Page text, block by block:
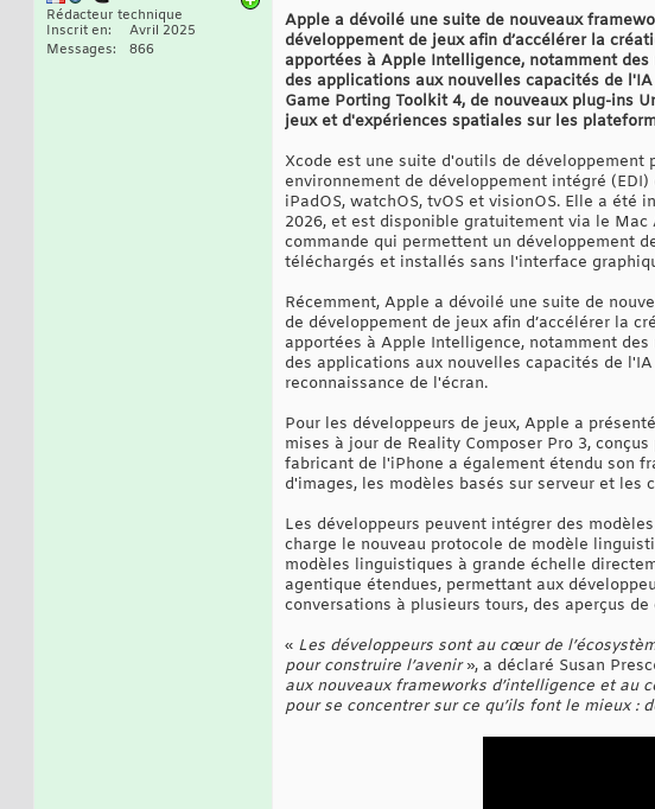
Rédacteur technique
Inscrit en
Avril 2025
Messages
866
Apple a dévoilé une suite de nouveaux
développement de jeux afin d’accélérer la
apportées à Apple Intelligence, notamment
des applications aux nouvelles capacités de
Game Porting Toolkit 4, de nouveaux plug-ins
jeux et d'expériences spatiales sur les
Xcode est une suite d'outils de
environnement de développement intégré
iPadOS, watchOS, tvOS et visionOS. Elle a
2026, et est disponible gratuitement via le
commande qui permettent un développement
téléchargés et installés sans l'interface
Récemment, Apple a dévoilé une suite de
de développement de jeux afin d’accélérer la
apportées à Apple Intelligence, notamment
des applications aux nouvelles capacités de
reconnaissance de l'écran.
Pour les développeurs de jeux, Apple a
mises à jour de Reality Composer Pro 3,
fabricant de l'iPhone a également étendu son
d'images, les modèles basés sur serveur et
Les développeurs peuvent intégrer des
charge le nouveau protocole de modèle
modèles linguistiques à grande échelle
agentique étendues, permettant aux
conversations à plusieurs tours, des aperçus
« Les développeurs sont au cœur de
pour construire l’avenir», a déclaré Susan
aux nouveaux frameworks d’intelligence et au
pour se concentrer sur ce qu’ils font le mieux :